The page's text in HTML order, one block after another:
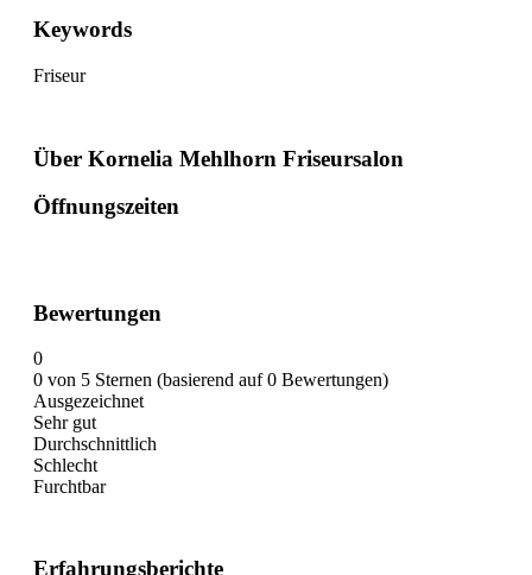
Keywords
Friseur
Über Kornelia Mehlhorn Friseursalon
Öffnungszeiten
Bewertungen
0
0 von 5 Sternen (basierend auf 0 Bewertungen)
Ausgezeichnet
Sehr gut
Durchschnittlich
Schlecht
Furchtbar
Erfahrungsberichte